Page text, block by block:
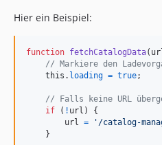
Hier ein Beispiel:
function fetchCatalogData(
// Markiere den
this . loading = true;
// Falls keine URL
if
( ! url )
{
url =
'/catalog-
}